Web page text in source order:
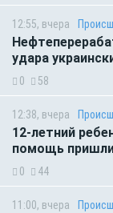
12:55, вчера
удара
0 58
12:38, вчера
12-летний
помощь
0 44
11:00, вчера